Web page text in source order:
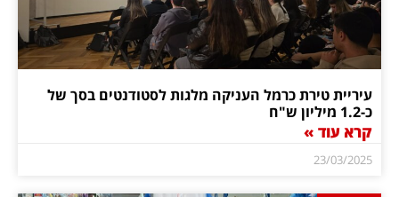
עיריית טירת כרמל העניקה מלגות לסטודנטים בסך של
כ-1.2 מיליון ש"ח
קרא עוד »
23/03/2025